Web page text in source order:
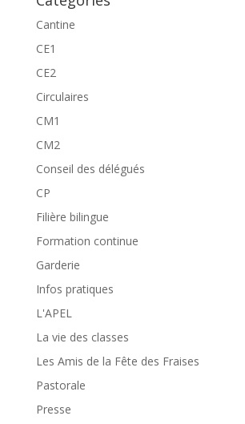
Cantine
CE1
CE2
Circulaires
CM1
CM2
Conseil des délégués
CP
Filière bilingue
Formation continue
Garderie
Infos pratiques
L'APEL
La vie des classes
Les Amis de la Fête des Fraises
Pastorale
Presse